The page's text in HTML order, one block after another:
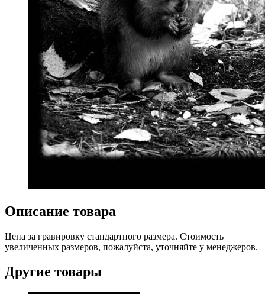
Описание товара
Цена за гравировку стандартного размера. Стоимость
увеличенных размеров, пожалуйста, уточняйте у менеджеров.
Другие товары